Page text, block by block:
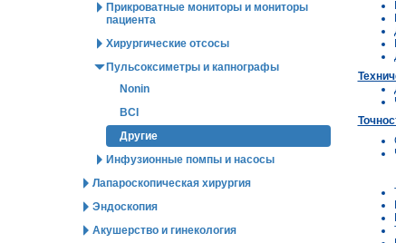
Прикроватные мониторы и мониторы
пациента
Хирургические отсосы
Пульсоксиметры и капнографы
Nonin
BCI
Другие
Инфузионные помпы и насосы
Лапароскопическая хирургия
Эндоскопия
Акушерство и гинекология